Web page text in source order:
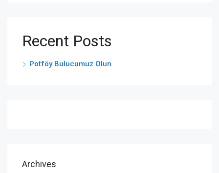
Recent Posts
Potföy Bulucumuz Olun
Archives